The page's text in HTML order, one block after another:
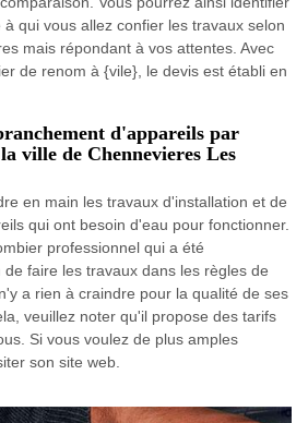
qui vous allez confier les travaux selon
mais répondant à vos attentes. Avec
de renom à {vile}, le devis est établi en
d'appareils par
ville de Chennevieres Les
en main les travaux d'installation et de
qui ont besoin d'eau pour fonctionner.
professionnel qui a été
faire les travaux dans les règles de
a rien à craindre pour la qualité de ses
veuillez noter qu'il propose des tarifs
Si vous voulez de plus amples
son site web.